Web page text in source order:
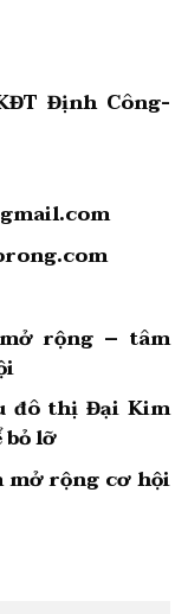
Định Công-
rộng – tâm
đô thị Đại Kim
bỏ lỡ
rộng cơ hội